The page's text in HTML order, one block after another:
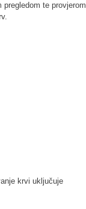
te provjerom
krvi uključuje